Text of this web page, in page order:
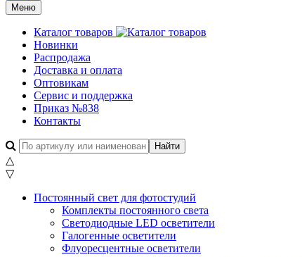
Меню
Каталог товаров
Новинки
Распродажа
Доставка и оплата
Оптовикам
Сервис и поддержка
Приказ №838
Контакты
△
▽
Постоянный свет для фотостудий
Комплекты постоянного света
Светодиодные LED осветители
Галогенные осветители
Флуоресцентные осветители